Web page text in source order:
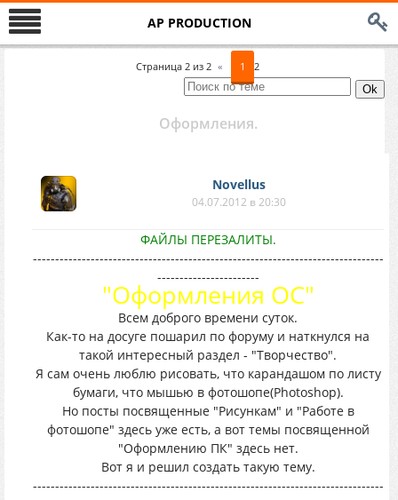
AP PRODUCTION
Страница 2 из 2 « 1 2
Оформления.
Novellus
04.07.2012 в 20:30
ФАЙЛЫ ПЕРЕЗАЛИТЫ.
-------------------------------------------------------------------------------
-----------------------
"Оформления ОС"
Всем доброго времени суток.
Как-то на досуге пошарил по форуму и наткнулся на
такой интересный раздел - "Творчество".
Я сам очень люблю рисовать, что карандашом по листу
бумаги, что мышью в фотошопе(Photoshop).
Но посты посвященные "Рисункам" и "Работе в
фотошопе" здесь уже есть, а вот темы посвященной
"Оформлению ПК" здесь нет.
Вот я и решил создать такую тему.
-------------------------------------------------------------------------------